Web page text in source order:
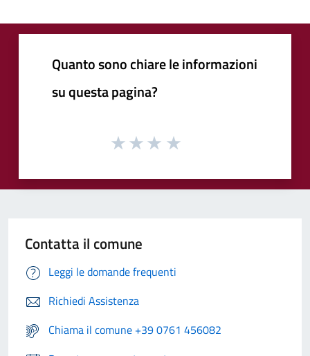
Quanto sono chiare le informazioni
su questa pagina?
Contatta il comune
Leggi le domande frequenti
Richiedi Assistenza
Chiama il comune +39 0761 456082